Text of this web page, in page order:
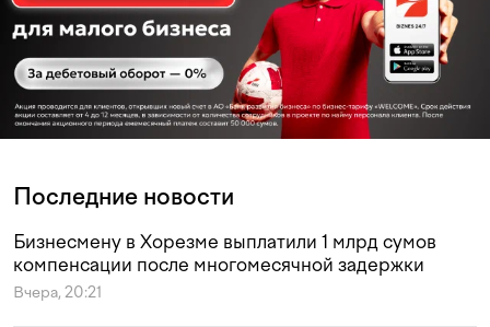
Последние новости
Бизнесмену в Хорезме выплатили 1 млрд сумов
компенсации после многомесячной задержки
Вчера, 20:21